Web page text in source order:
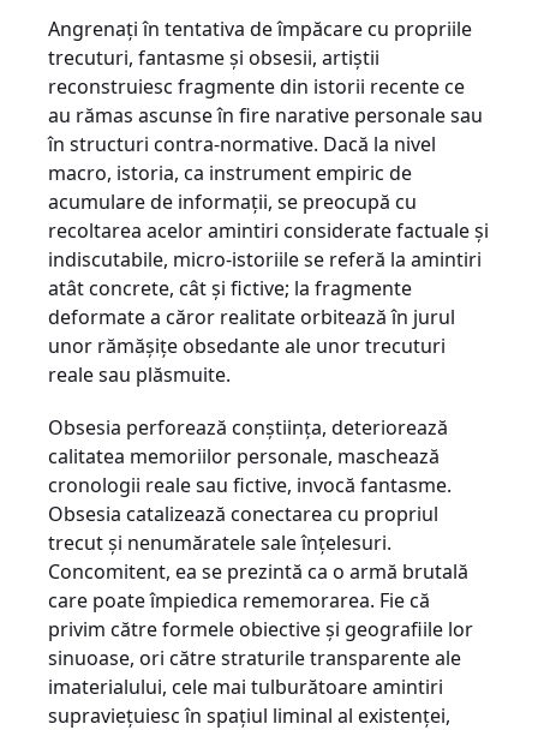
Angrenați în tentativa de împăcare cu propriile
trecuturi, fantasme și obsesii, artiștii
reconstruiesc fragmente din istorii recente ce
au rămas ascunse în fire narative personale sau
în structuri contra-normative. Dacă la nivel
macro, istoria, ca instrument empiric de
acumulare de informații, se preocupă cu
recoltarea acelor amintiri considerate factuale și
indiscutabile, micro-istoriile se referă la amintiri
atât concrete, cât și fictive; la fragmente
deformate a căror realitate orbitează în jurul
unor rămășițe obsedante ale unor trecuturi
reale sau plăsmuite.
Obsesia perforează conștiința, deteriorează
calitatea memoriilor personale, maschează
cronologii reale sau fictive, invocă fantasme.
Obsesia catalizează conectarea cu propriul
trecut și nenumăratele sale înțelesuri.
Concomitent, ea se prezintă ca o armă brutală
care poate împiedica rememorarea. Fie că
privim către formele obiective și geografiile lor
sinuoase, ori către straturile transparente ale
imaterialului, cele mai tulburătoare amintiri
supraviețuiesc în spațiul liminal al existenței,